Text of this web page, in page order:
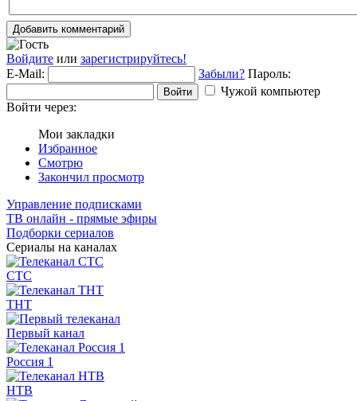
Добавить комментарий
Войдите или зарегистрируйтесь!
E-Mail:
Забыли? Пароль:
Войти
Чужой компьютер
Войти через:
Мои закладки
Избранное
Смотрю
Закончил просмотр
Управление подписками
ТВ онлайн - прямые эфиры
Подборки сериалов
Сериалы на каналах
СТС
ТНТ
Первый канал
Россия 1
НТВ